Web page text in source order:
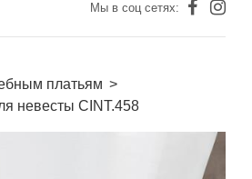
Мы в соц сетях:
платьям
невесты CINT.458